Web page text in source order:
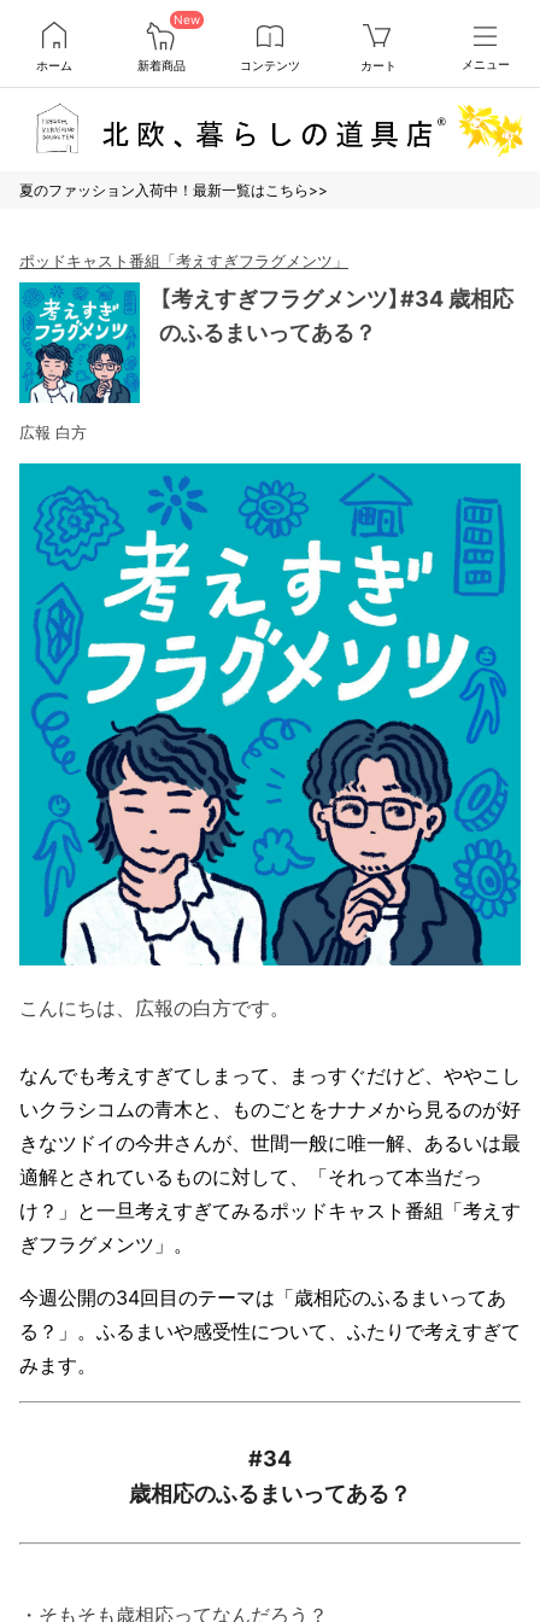
ホーム
New
新着商品 コンテンツ カート メニュー
夏のファッション入荷中！最新一覧はこちら>>
ポッドキャスト番組「考えすぎフラグメンツ」
【考えすぎフラグメンツ】#34 歳相応
のふるまいってある？
広報 白方
こんにちは、広報の白方です。
なんでも考えすぎてしまって、まっすぐだけど、ややこし
いクラシコムの青木と、ものごとをナナメから見るのが好
きなツドイの今井さんが、世間一般に唯一解、あるいは最
適解とされているものに対して、「それって本当だっ
け？」と一旦考えすぎてみるポッドキャスト番組「考えす
ぎフラグメンツ」。
今週公開の34回目のテーマは「歳相応のふるまいってあ
る？」。ふるまいや感受性について、ふたりで考えすぎて
みます。
#34
歳相応のふるまいってある？
・そもそも歳相応ってなんだろう？